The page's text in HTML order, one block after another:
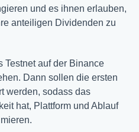
und es ihnen erlauben,
anteiligen Dividenden zu
Testnet auf der Binance
Dann sollen die ersten
werden, sodass das
hat, Plattform und Ablauf